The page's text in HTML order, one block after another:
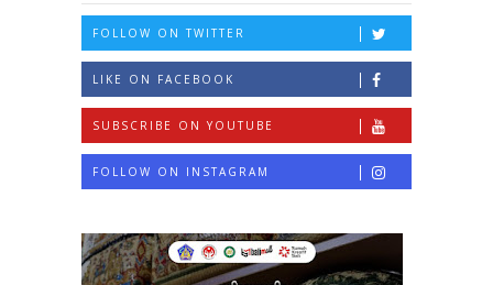
FOLLOW ON TWITTER
LIKE ON FACEBOOK
SUBSCRIBE ON YOUTUBE
FOLLOW ON INSTAGRAM